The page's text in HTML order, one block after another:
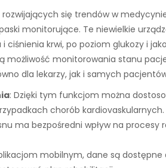
się trendów w
monitorujące. Te niewielkie
krwi, po poziom glukozy i
możliwość monitorowania stanu
dla lekarzy, jak i samych
: Dzięki tym funkcjom można
chorób kardiovaskularnych.
ma bezpośredni wpływ na procesy
mobilnym, dane są dostępne